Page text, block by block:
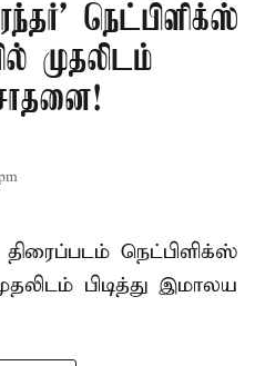
நெட்பிளிக்ஸ்
முதலிடம்
நெட்பிளிக்ஸ்
பிடித்து இமாலய